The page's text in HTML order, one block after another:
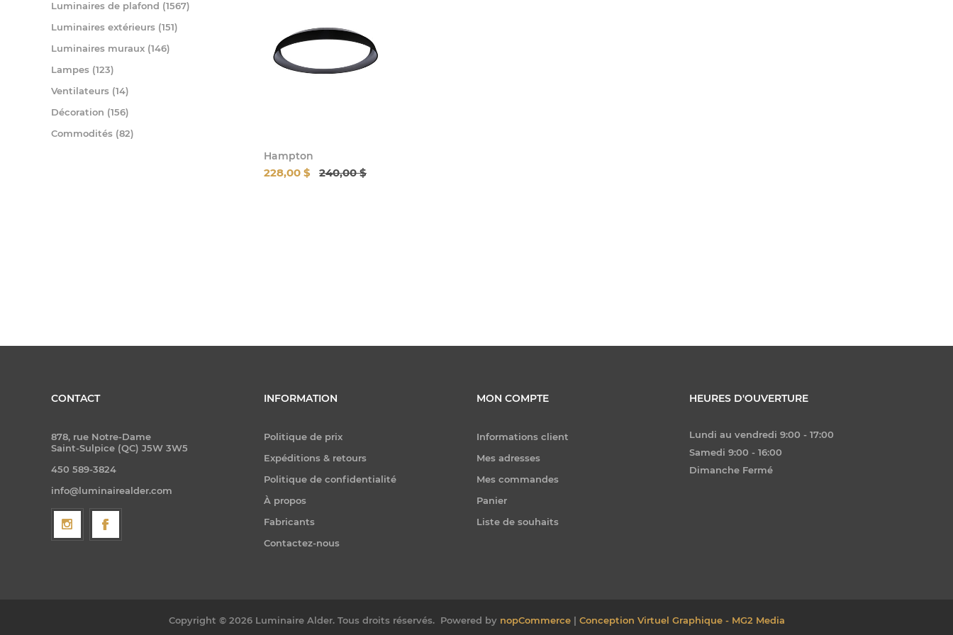
Hampton
228,00 $ 240,00 $
Luminaires de plafond (1567)
Luminaires extérieurs (151)
Luminaires muraux (146)
Lampes (123)
Ventilateurs (14)
Décoration (156)
Commodités (82)
CONTACT
878, rue Notre-Dame
Saint-Sulpice (QC) J5W 3W5
450 589-3824
info@luminairealder.com
INFORMATION
Politique de prix
Expéditions & retours
Politique de confidentialité
À propos
Fabricants
Contactez-nous
MON COMPTE
Informations client
Mes adresses
Mes commandes
Panier
Liste de souhaits
HEURES D'OUVERTURE
Lundi au vendredi 9:00 - 17:00
Samedi 9:00 - 16:00
Dimanche Fermé
Copyright © 2026 Luminaire Alder. Tous droits réservés.Powered by nopCommerce| Conception Virtuel Graphique - MG2 Media